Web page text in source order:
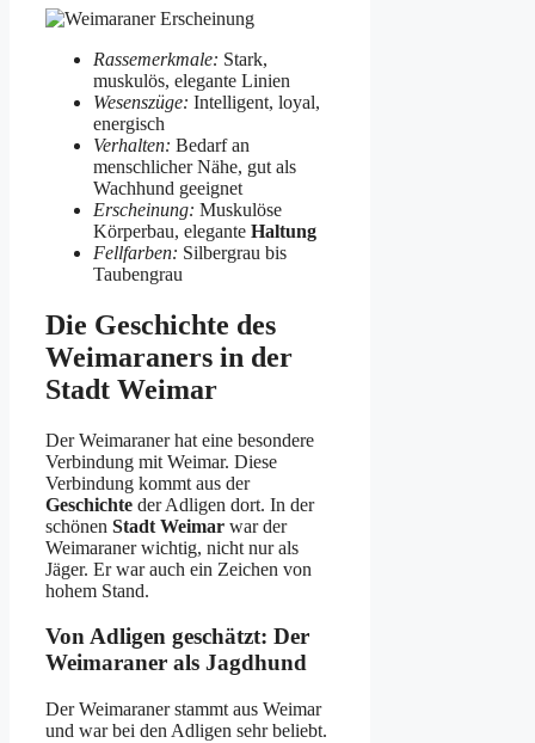
Rassemerkmale: Stark,
muskulös, elegante Linien
Wesenszüge: Intelligent, loyal,
energisch
Verhalten: Bedarf an
menschlicher Nähe, gut als
Wachhund geeignet
Erscheinung: Muskulöse
Körperbau, elegante Haltung
Fellfarben: Silbergrau bis
Taubengrau
Die Geschichte des
Weimaraners in der
Stadt Weimar
Der Weimaraner hat eine besondere
Verbindung mit Weimar. Diese
Verbindung kommt aus der
Geschichte der Adligen dort. In der
schönen Stadt Weimar war der
Weimaraner wichtig, nicht nur als
Jäger. Er war auch ein Zeichen von
hohem Stand.
Von Adligen geschätzt: Der
Weimaraner als Jagdhund
Der Weimaraner stammt aus Weimar
und war bei den Adligen sehr beliebt.